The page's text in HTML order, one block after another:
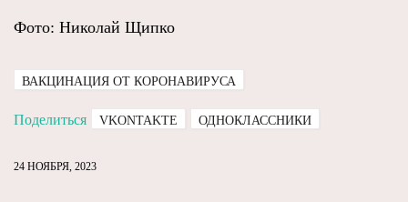
Фото: Николай Щипко
ВАКЦИНАЦИЯ ОТ КОРОНАВИРУСА
Поделиться VKONTAKTE ОДНОКЛАССНИКИ
24 НОЯБРЯ, 2023